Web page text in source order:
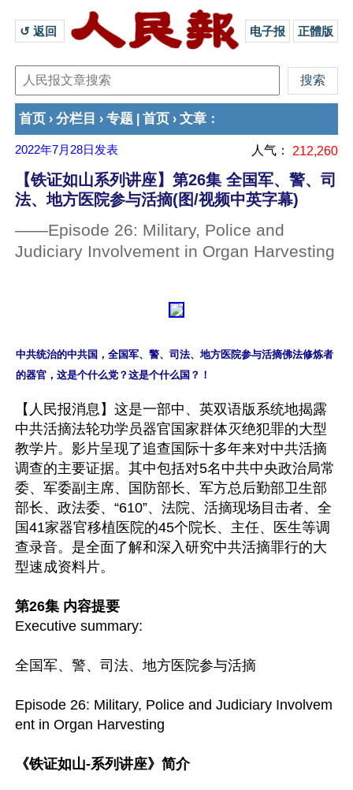
↺ 返回 电子报 正體版
首页 › 分栏目 › 专题 首页 › 文章 ：
2022年7月28日 发表 人气： 212,260
【铁证如山系列讲座】第26集 全国军、警、司
法、地方医院参与活摘(图/视频中英字幕)
——Episode 26: Military, Police and
Judiciary Involvement in Organ Harvesting
中共统治的中共国，全国军、警、司法、地方医院参与活摘佛法修炼者
的器官，这是个什么党？这是个什么国？！
【人民报消息】这是一部中、英双语版系统地揭露
中共活摘法轮功学员器官国家群体灭绝犯罪的大型
教学片。影片呈现了追查国际十多年来对中共活摘
调查的主要证据。其中包括对5名中共中央政治局常
委、军委副主席、国防部长、军方总后勤部卫生部
部长、政法委、“610”、法院、活摘现场目击者、全
国41家器官移植医院的45个院长、主任、医生等调
查录音。是全面了解和深入研究中共活摘罪行的大
型速成资料片。
第26集 内容提要
Executive summary:
全国军、警、司法、地方医院参与活摘
Episode 26: Military, Police and Judiciary Involvem
ent in Organ Harvesting
《铁证如山-系列讲座》简介